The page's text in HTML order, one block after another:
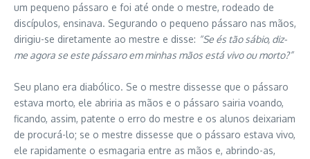
um pequeno pássaro e foi até onde o mestre, rodeado de
discípulos, ensinava. Segurando o pequeno pássaro nas mãos,
dirigiu-se diretamente ao mestre e disse: “Se és tão sábio, diz-
me agora se este pássaro em minhas mãos está vivo ou morto?”
Seu plano era diabólico. Se o mestre dissesse que o pássaro
estava morto, ele abriria as mãos e o pássaro sairia voando,
ficando, assim, patente o erro do mestre e os alunos deixariam
de procurá-lo; se o mestre dissesse que o pássaro estava vivo,
ele rapidamente o esmagaria entre as mãos e, abrindo-as,